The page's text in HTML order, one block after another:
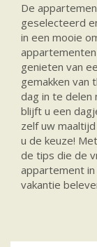
De
geselecteerd
in een mooie
genieten van
gemakken van
dag in te delen
blijft u een
zelf uw
u de keuze!
de tips die de
appartement
vakantie